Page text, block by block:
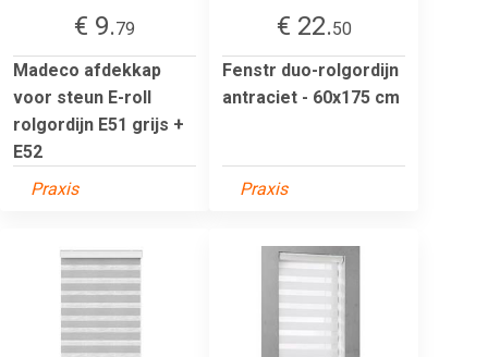
€ 9.79
Madeco afdekkap
voor steun E-roll
rolgordijn E51 grijs +
E52
Praxis
€ 22.50
Fenstr duo-rolgordijn
antraciet - 60x175 cm
Praxis